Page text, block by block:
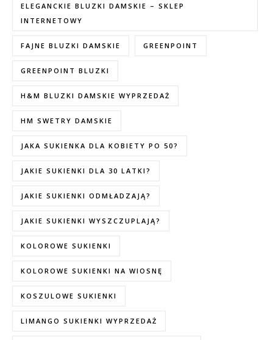
ELEGANCKIE BLUZKI DAMSKIE – SKLEP
INTERNETOWY
FAJNE BLUZKI DAMSKIE GREENPOINT
GREENPOINT BLUZKI
H&M BLUZKI DAMSKIE WYPRZEDAŻ
HM SWETRY DAMSKIE
JAKA SUKIENKA DLA KOBIETY PO 50?
JAKIE SUKIENKI DLA 30 LATKI?
JAKIE SUKIENKI ODMŁADZAJĄ?
JAKIE SUKIENKI WYSZCZUPLAJĄ?
KOLOROWE SUKIENKI
KOLOROWE SUKIENKI NA WIOSNĘ
KOSZULOWE SUKIENKI
LIMANGO SUKIENKI WYPRZEDAŻ